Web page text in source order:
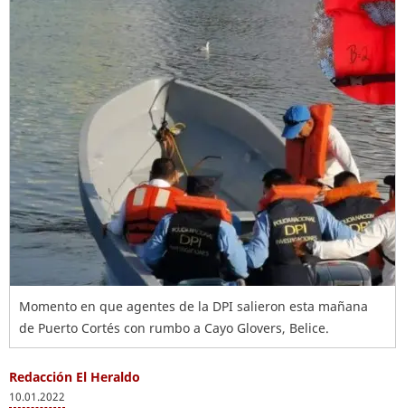
Momento en que agentes de la DPI salieron esta mañana
de Puerto Cortés con rumbo a Cayo Glovers, Belice.
Redacción El Heraldo
10.01.2022